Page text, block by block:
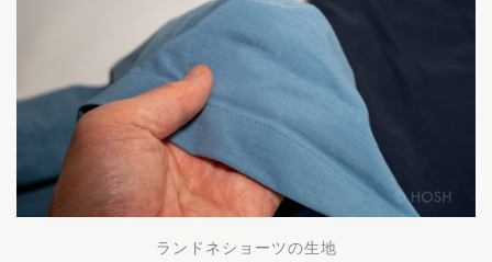
ランドネショーツの生地